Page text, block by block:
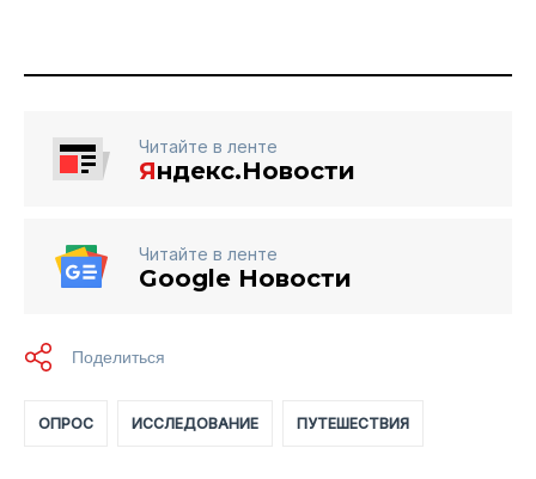
Читайте в ленте
Яндекс.Новости
Читайте в ленте
Google Новости
ОПРОС ИССЛЕДОВАНИЕ ПУТЕШЕСТВИЯ